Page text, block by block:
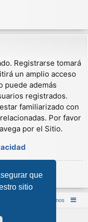
que
sitio
Registrarse tomará
un amplio acceso
puede además
registrados.
familiarizado con
Por favor
por el Sitio.
Contáctenos
© phpBB Limited